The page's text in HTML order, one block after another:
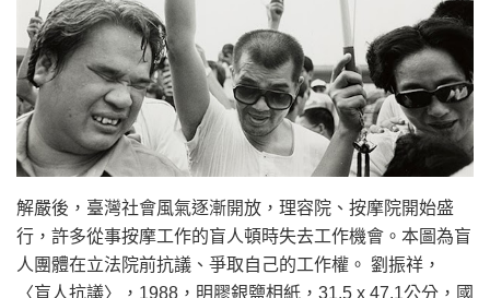
解嚴後，臺灣社會風氣逐漸開放，理容院、按摩院開始盛
行，許多從事按摩工作的盲人頓時失去工作機會。本圖為盲
人團體在立法院前抗議、爭取自己的工作權。 劉振祥，
〈盲人抗議〉，1988，明膠銀鹽相紙，31.5 x 47.1公分，國